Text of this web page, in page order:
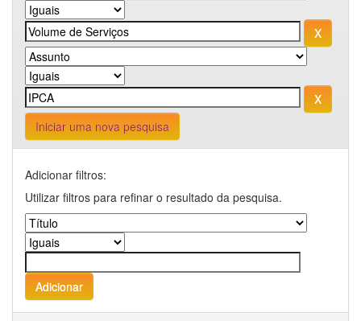
Iniciar uma nova pesquisa
Adicionar filtros:
Utilizar filtros para refinar o resultado da pesquisa.